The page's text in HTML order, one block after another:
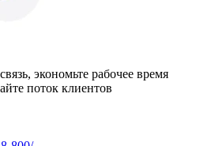
экономьте рабочее время
поток клиентов